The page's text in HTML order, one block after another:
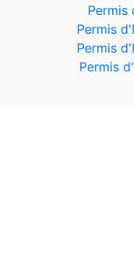
Permis
Permis
Permis
Permis